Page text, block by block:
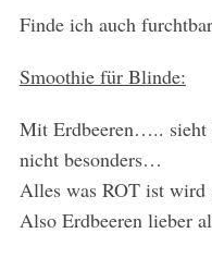
Finde ich auch
Smoothie für Blinde:
Mit Erdbeeren….. sieht
nicht besonders…
Alles was ROT ist wird
Also Erdbeeren lieber